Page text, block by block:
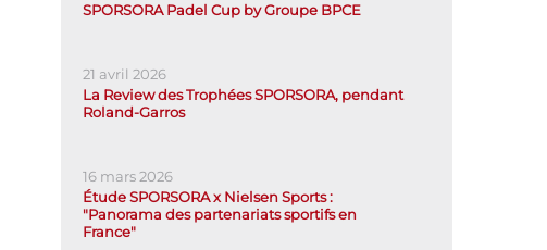
SPORSORA Padel Cup by Groupe BPCE
21 avril 2026
La Review des Trophées SPORSORA, pendant
Roland-Garros
16 mars 2026
Étude SPORSORA x Nielsen Sports :
"Panorama des partenariats sportifs en
France"